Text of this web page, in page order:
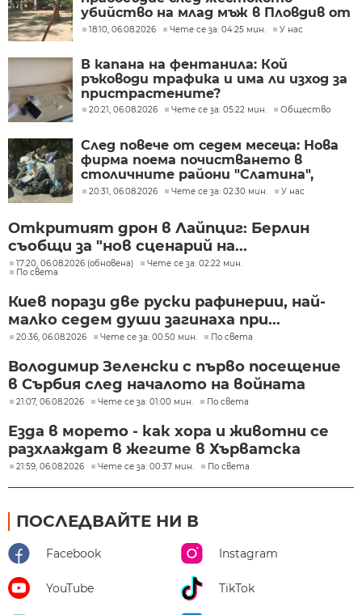
убийство на млад мъж в Пловдив от
тийнейджъри
18:10, 06.08.2026 Чете се за: 04:25 мин. У нас
В капана на фентанила: Кой
ръководи трафика и има ли изход за
пристрастените?
20:21, 06.08.2026 Чете се за: 05:22 мин. Общество
След повече от седем месеца: Нова
фирма поема почистването в
столичните райони "Слатина",
"Подуяне" и "Изгрев"
20:31, 06.08.2026 Чете се за: 02:30 мин. У нас
Откритият дрон в Лайпциг: Берлин
съобщи за "нов сценарий на...
17:20, 06.08.2026 (обновена)
Чете се за: 02:22 мин.
По света
Киев порази две руски рафинерии, най-
малко седем души загинаха при...
20:36, 06.08.2026 Чете се за: 00:50 мин. По света
Володимир Зеленски с първо посещение
в Сърбия след началото на войната
21:07, 06.08.2026 Чете се за: 01:00 мин. По света
Езда в морето - как хора и животни се
разхлаждат в жегите в Хърватска
21:59, 06.08.2026 Чете се за: 00:37 мин. По света
ПОСЛЕДВАЙТЕ НИ В
Facebook Instagram
YouTube TikTok